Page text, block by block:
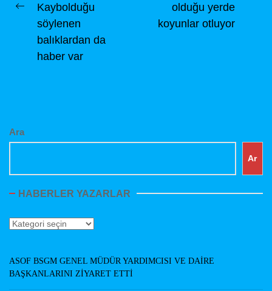
Previous
post:
Kaybolduğu
söylenen
balıklardan da
haber var
olduğu yerde
koyunlar otluyor
Ara
Ar
HABERLER YAZARLAR
Haberler
ASOF BSGM GENEL MÜDÜR YARDIMCISI VE DAİRE
BAŞKANLARINI ZİYARET ETTİ